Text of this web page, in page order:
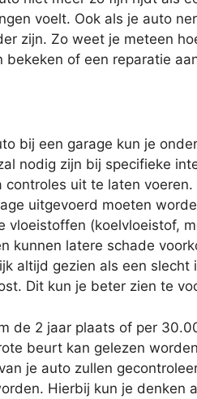
voelt. Ook als je auto
zijn. Zo weet je meteen
of een reparatie
bij een garage kun je
nodig zijn bij specifieke
uit te laten
uitgevoerd moeten
vloeistoffen (koelvloeistof,
kunnen latere schade
altijd gezien als een slecht
Dit kun je beter zien te
de 2 jaar plaats of per
beurt kan gelezen
je auto zullen
Hierbij kun je denken